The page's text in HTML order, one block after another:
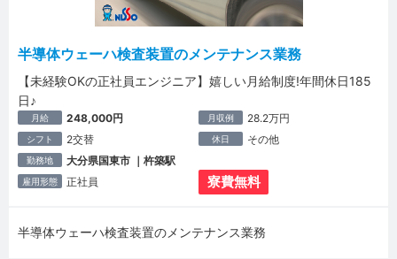
半導体ウェーハ検査装置のメンテナンス業務
【未経験OKの正社員エンジニア】嬉しい月給制度!年間休日185
日♪
月給 248,000円 月収例 28.2万円
シフト 2交替 休日 その他
勤務地 大分県国東市 ｜杵築駅
雇用形態 正社員 寮費無料
半導体ウェーハ検査装置のメンテナンス業務